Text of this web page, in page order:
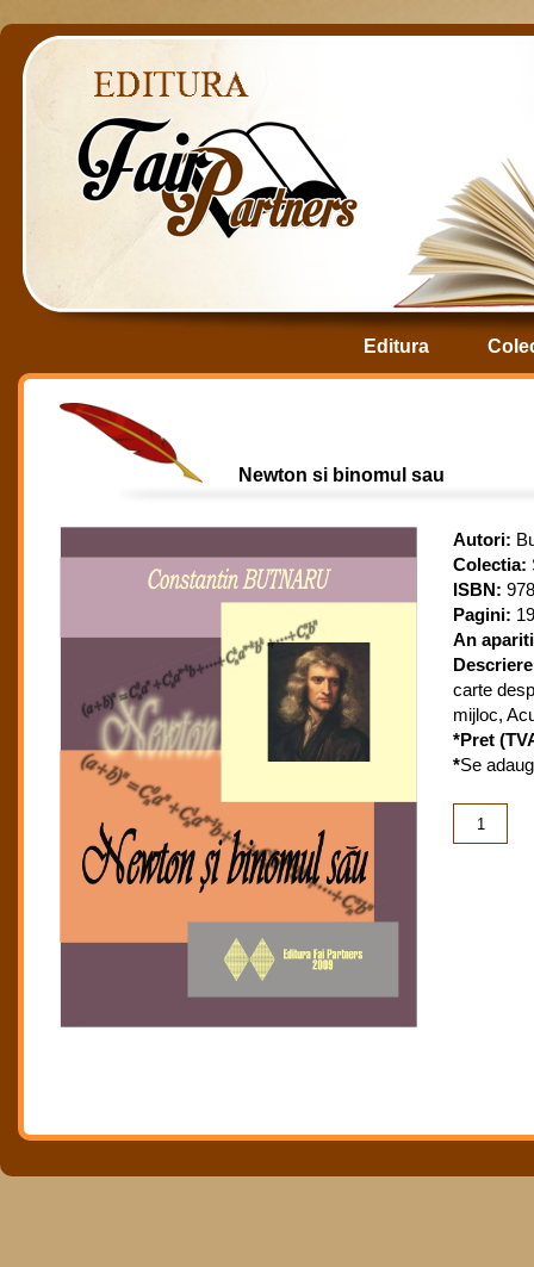
Editura
Newton si binomul sau
Autori:
Colectia:
ISBN:
Pagini:
An
carte
mijloc,
*Pret
*Se